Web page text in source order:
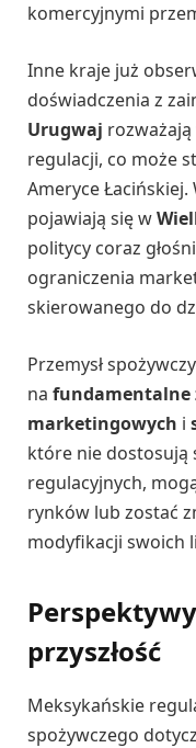
komercyjnymi
Inne kraje już
doświadczenia z
Urugwaj
regulacji, co może
Ameryce
pojawiają się w
politycy coraz
ograniczenia
skierowanego do
Przemysł
na fundamentalne
marketingowych i
które nie dostosują
regulacyjnych,
rynków lub zostać
modyfikacji swoich
przyszłość
Meksykańskie
spożywczego